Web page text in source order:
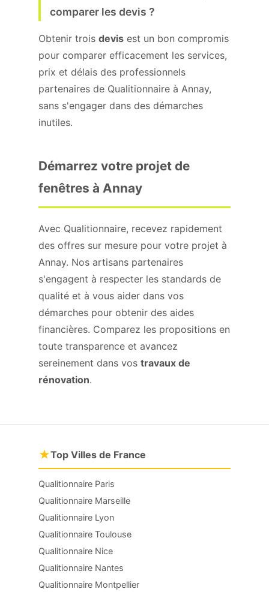
comparer les devis ?
Obtenir trois devis est un bon compromis
pour comparer efficacement les services,
prix et délais des professionnels
partenaires de Qualitionnaire à Annay,
sans s'engager dans des démarches
inutiles.
Démarrez votre projet de
fenêtres à Annay
Avec Qualitionnaire, recevez rapidement
des offres sur mesure pour votre projet à
Annay. Nos artisans partenaires
s'engagent à respecter les standards de
qualité et à vous aider dans vos
démarches pour obtenir des aides
financières. Comparez les propositions en
toute transparence et avancez
sereinement dans vos travaux de
rénovation.
★Top Villes de France
Qualitionnaire Paris
Qualitionnaire Marseille
Qualitionnaire Lyon
Qualitionnaire Toulouse
Qualitionnaire Nice
Qualitionnaire Nantes
Qualitionnaire Montpellier